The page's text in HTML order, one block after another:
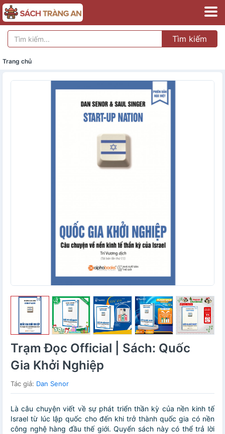
Tìm kiếm
Trang chủ
Trạm Đọc Official | Sách: Quốc
Gia Khởi Nghiệp
Tác giả: Dan Senor
Là câu chuyện viết về sự phát triển thần kỳ của nền kinh tế
Israel từ lúc lập quốc cho đến khi trở thành quốc gia có nền
công nghệ hàng đầu thế giới. Quyển sách này có thể trả lời